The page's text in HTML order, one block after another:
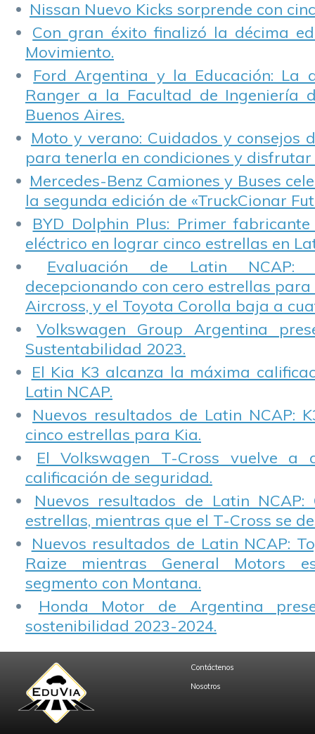
Nissan Nuevo Kicks sorprende con
Con gran éxito finalizó la décima
Movimiento.
Ford Argentina y la Educación: La
Ranger a la Facultad de Ingeniería
Buenos Aires.
Moto y verano: Cuidados y consejos
para tenerla en condiciones y disfrutar
Mercedes-Benz Camiones y Buses
la segunda edición de «TruckCionar
BYD Dolphin Plus: Primer
eléctrico en lograr cinco estrellas en
Evaluación de Latin NCAP:
decepcionando con cero estrellas para
Aircross, y el Toyota Corolla baja a
Volkswagen Group Argentina
Sustentabilidad 2023.
El Kia K3 alcanza la máxima
Latin NCAP.
Nuevos resultados de Latin NCAP:
cinco estrellas para Kia.
El Volkswagen T-Cross vuelve a
calificación de seguridad.
Nuevos resultados de Latin NCAP:
estrellas, mientras que el T-Cross se
Nuevos resultados de Latin NCAP:
Raize mientras General Motors
segmento con Montana.
Honda Motor de Argentina
sostenibilidad 2023-2024.
Contáctenos
Nosotros